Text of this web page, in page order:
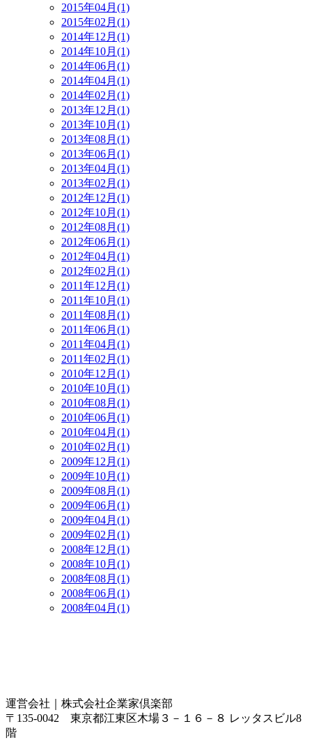
2015年04月(1)
2015年02月(1)
2014年12月(1)
2014年10月(1)
2014年06月(1)
2014年04月(1)
2014年02月(1)
2013年12月(1)
2013年10月(1)
2013年08月(1)
2013年06月(1)
2013年04月(1)
2013年02月(1)
2012年12月(1)
2012年10月(1)
2012年08月(1)
2012年06月(1)
2012年04月(1)
2012年02月(1)
2011年12月(1)
2011年10月(1)
2011年08月(1)
2011年06月(1)
2011年04月(1)
2011年02月(1)
2010年12月(1)
2010年10月(1)
2010年08月(1)
2010年06月(1)
2010年04月(1)
2010年02月(1)
2009年12月(1)
2009年10月(1)
2009年08月(1)
2009年06月(1)
2009年04月(1)
2009年02月(1)
2008年12月(1)
2008年10月(1)
2008年08月(1)
2008年06月(1)
2008年04月(1)
運営会社｜ 株式会社企業家倶楽部
〒135-0042 東京都江東区木場３－１６－８ レッタスビル8
階